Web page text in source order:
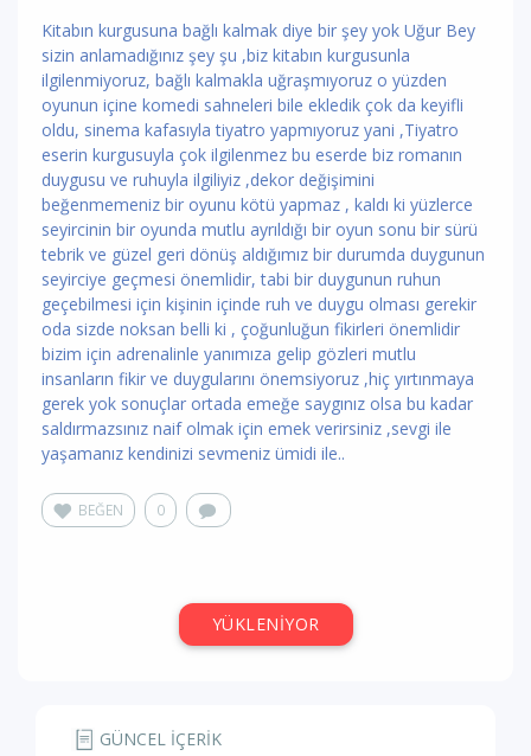
Kitabın kurgusuna bağlı kalmak diye bir şey yok Uğur Bey
sizin anlamadığınız şey şu ,biz kitabın kurgusunla
ilgilenmiyoruz, bağlı kalmakla uğraşmıyoruz o yüzden
oyunun içine komedi sahneleri bile ekledik çok da keyifli
oldu, sinema kafasıyla tiyatro yapmıyoruz yani ,Tiyatro
eserin kurgusuyla çok ilgilenmez bu eserde biz romanın
duygusu ve ruhuyla ilgiliyiz ,dekor değişimini
beğenmemeniz bir oyunu kötü yapmaz , kaldı ki yüzlerce
seyircinin bir oyunda mutlu ayrıldığı bir oyun sonu bir sürü
tebrik ve güzel geri dönüş aldığımız bir durumda duygunun
seyirciye geçmesi önemlidir, tabi bir duygunun ruhun
geçebilmesi için kişinin içinde ruh ve duygu olması gerekir
oda sizde noksan belli ki , çoğunluğun fikirleri önemlidir
bizim için adrenalinle yanımıza gelip gözleri mutlu
insanların fikir ve duygularını önemsiyoruz ,hiç yırtınmaya
gerek yok sonuçlar ortada emeğe saygınız olsa bu kadar
saldırmazsınız naif olmak için emek verirsiniz ,sevgi ile
yaşamanız kendinizi sevmeniz ümidi ile..
BEĞEN 0
YÜKLENİYOR
GÜNCEL İÇERİK